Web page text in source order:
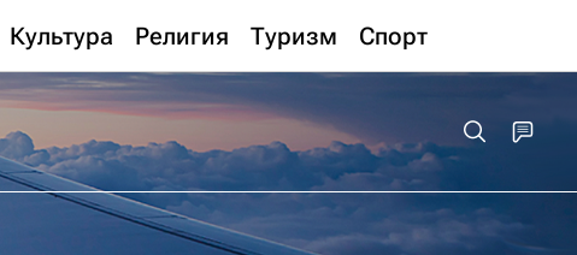
Культура Религия Туризм Спорт